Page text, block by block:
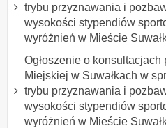
trybu przyznawania i
wysokości stypendiów
wyróżnień w Mieście
Ogłoszenie o konsultacjach
Miejskiej w Suwałkach w
trybu przyznawania i
wysokości stypendiów
wyróżnień w Mieście